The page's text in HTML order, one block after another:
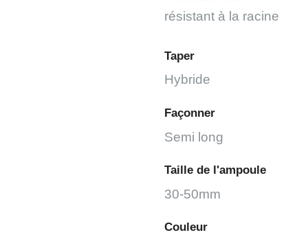
résistant à la racine
Taper
Hybride
Façonner
Semi long
Taille de l'ampoule
30-50mm
Couleur